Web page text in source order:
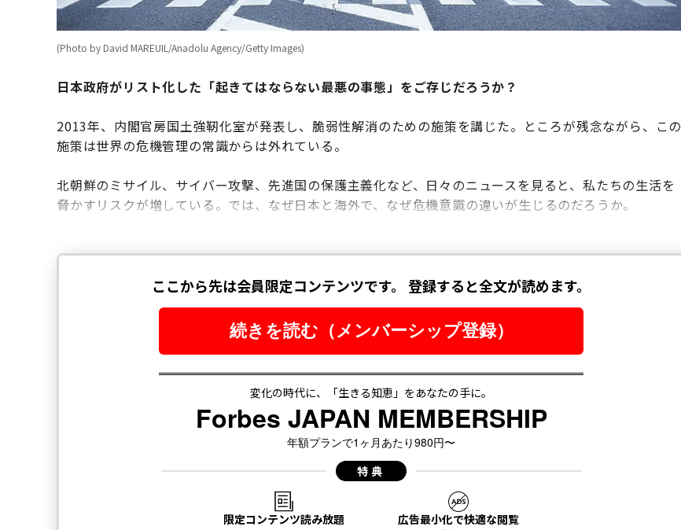
(Photo by David MAREUIL/Anadolu Agency/Getty Images)
日本政府がリスト化した「起きてはならない最悪の事態」をご存じだろうか？
2013年、内閣官房国土強靭化室が発表し、脆弱性解消のための施策を講じた。ところが残念ながら、この
施策は世界の危機管理の常識からは外れている。
北朝鮮のミサイル、サイバー攻撃、先進国の保護主義化など、日々のニュースを見ると、私たちの生活を
脅かすリスクが増している。では、なぜ日本と海外で、なぜ危機意識の違いが生じるのだろうか。